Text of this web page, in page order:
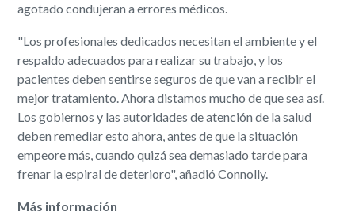
agotado condujeran a errores médicos.
"Los profesionales dedicados necesitan el ambiente y el
respaldo adecuados para realizar su trabajo, y los
pacientes deben sentirse seguros de que van a recibir el
mejor tratamiento. Ahora distamos mucho de que sea así.
Los gobiernos y las autoridades de atención de la salud
deben remediar esto ahora, antes de que la situación
empeore más, cuando quizá sea demasiado tarde para
frenar la espiral de deterioro", añadió Connolly.
Más información